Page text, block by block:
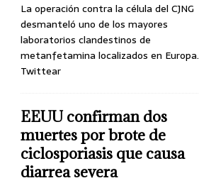
La operación contra la célula del CJNG
desmanteló uno de los mayores
laboratorios clandestinos de
metanfetamina localizados en Europa.
Twittear
EEUU confirman dos
muertes por brote de
ciclosporiasis que causa
diarrea severa